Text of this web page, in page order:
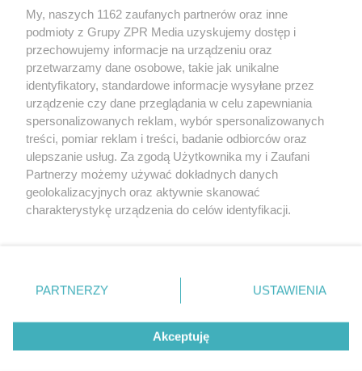
Żaden utwór zamieszczony w serwisie nie może być powielany i
rozpowszechniany lub dalej rozpowszechniany w jakikolwiek sposób
(w tym także elektroniczny lub mechaniczny) na jakimkolwiek polu
eksploatacji w jakiejkolwiek formie, włącznie z umieszczaniem w
Internecie bez pisemnej zgody właściciela praw. Jakiekolwiek użycie
lub wykorzystanie utworów w całości lub w części z naruszeniem
prawa, tzn. bez właściwej zgody, jest zabronione pod groźbą kary i
może być ścigane prawnie.
O nas
Nasze serwisy
My, naszych 1162 zaufanych partnerów oraz inne
podmioty z Grupy ZPR Media uzyskujemy dostęp i
przechowujemy informacje na urządzeniu oraz
przetwarzamy dane osobowe, takie jak unikalne
identyfikatory, standardowe informacje wysyłane przez
urządzenie czy dane przeglądania w celu zapewniania
spersonalizowanych reklam, wybór spersonalizowanych
treści, pomiar reklam i treści, badanie odbiorców oraz
ulepszanie usług. Za zgodą Użytkownika my i Zaufani
Partnerzy możemy używać dokładnych danych
geolokalizacyjnych oraz aktywnie skanować
charakterystykę urządzenia do celów identyfikacji.
zmienić/wycofać klikając przycisk ustawień prywatności
znajdujący się w lewym dolnym rogu strony
rodzaje przetwarzania danych nie wymagają zgody
użytkownika, ale masz prawo sprzeciwić się takiemu
przetwarzaniu. Preferencje będą miały zastosowanie tylko
PARTNERZY USTAWIENIA
Akceptuję